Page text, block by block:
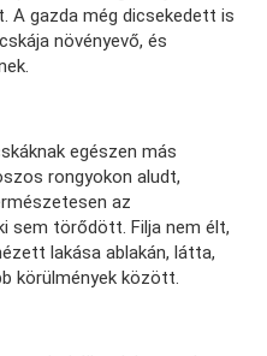
A gazda még dicsekedett is
növényevő, és
egészen más
rongyokon aludt,
az
sem törődött. Filja nem élt,
lakása ablakán, látta,
körülmények között.